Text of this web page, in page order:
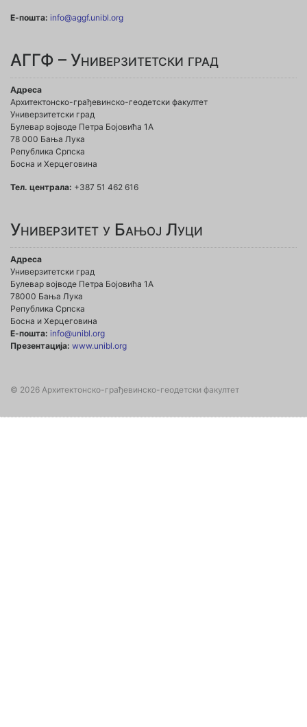
Е-пошта: info@aggf.unibl.org
АГГФ – Универзитетски град
Адреса
Архитектонско-грађевинско-геодетски факултет
Универзитетски град
Булевар војводе Петра Бојовића 1A
78 000 Бања Лука
Република Српска
Босна и Херцеговина
Тел. централа: +387 51 462 616
Универзитет у Бањој Луци
Адреса
Универзитетски град
Булевар војводе Петра Бојовића 1А
78000 Бања Лука
Република Српска
Босна и Херцеговина
Е-пошта: info@unibl.org
Презентација: www.unibl.org
© 2026 Архитектонско-грађевинско-геодетски факултет